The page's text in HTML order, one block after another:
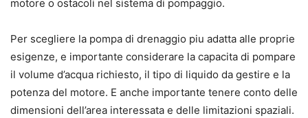
motore o ostacoli nel sistema di pompaggio.
Per scegliere la pompa di drenaggio piu adatta alle proprie
esigenze, e importante considerare la capacita di pompare
il volume d’acqua richiesto, il tipo di liquido da gestire e la
potenza del motore. E anche importante tenere conto delle
dimensioni dell’area interessata e delle limitazioni spaziali.